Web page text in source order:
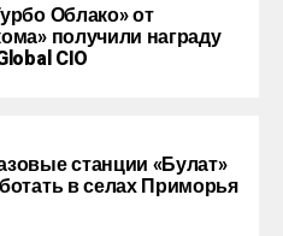
Облако» от
получили награду
CIO
станции «Булат»
в селах Приморья